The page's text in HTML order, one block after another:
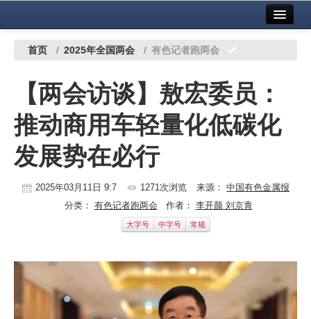
中国有色金属报社主办 广告服务
铜镍铅锌
铝
稀有稀土
有色市场
党建工作
首页 / 2025年全国两会 / 有色记者跑两会
【两会访谈】敖宏委员：
推动商用车轻量化低碳化
发展势在必行
2025年03月11日 9:7 1271次浏览 来源： 中国有色金属报
分类： 有色记者跑两会 作者： 李开颜 刘京青
大字号 中字号 常规